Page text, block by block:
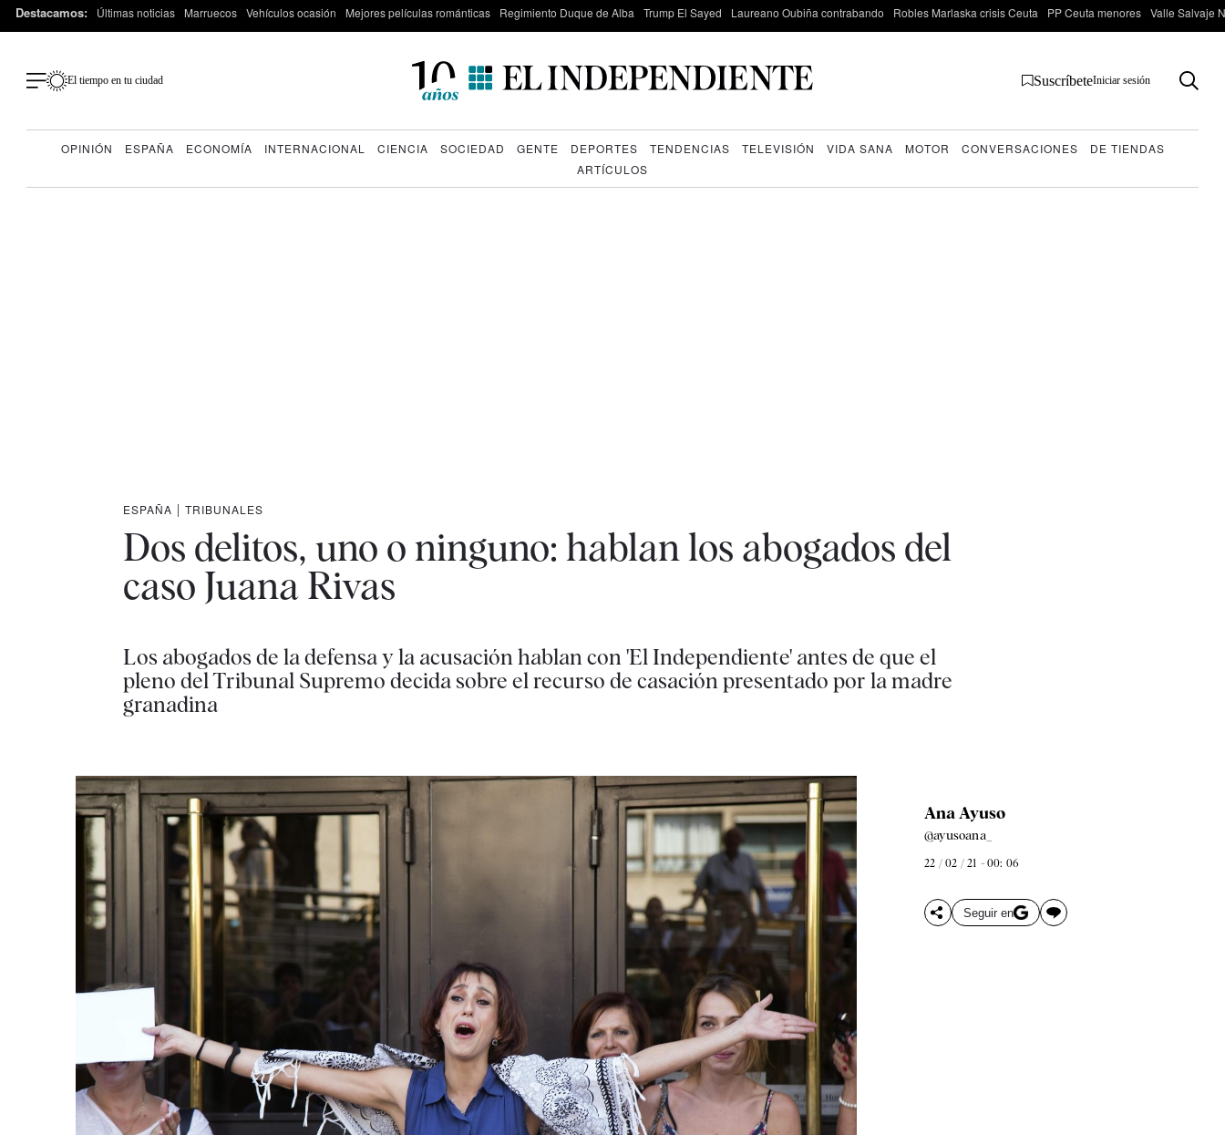
Destacamos: Últimas noticias Marruecos Vehículos ocasión Mejores películas románticas Regimiento Duque de Alba Trump El Sayed Laureano Oubiña contrabando Robles Marlaska crisis Ceuta PP Ceuta menores Valle Salvaje
El tiempo en tu ciudad SuscríbeteIniciar sesión
OPINIÓN ESPAÑA ECONOMÍA INTERNACIONAL CIENCIA SOCIEDAD GENTE DEPORTES TENDENCIAS TELEVISIÓN VIDA SANA MOTOR CONVERSACIONES
DE TIENDAS
ARTÍCULOS
ESPAÑA | TRIBUNALES
Dos delitos, uno o ninguno: hablan los abogados del
caso Juana Rivas
Los abogados de la defensa y la acusación hablan con 'El Independiente' antes de que el
pleno del Tribunal Supremo decida sobre el recurso de casación presentado por la madre
granadina
Ana Ayuso
@ayusoana_
22 / 02 / 21 - 00: 06
Seguir en